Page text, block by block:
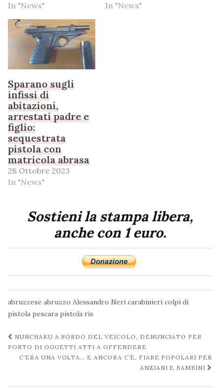
In "News"
In "News"
Sparano sugli
infissi di
abitazioni,
arrestati padre e
figlio:
sequestrata
pistola con
matricola abrasa
28 Ottobre 2023
In "News"
Sostieni la stampa libera,
anche con 1 euro.
abruzzese abruzzo Alessandro Neri carabinieri colpi di
pistola pescara pistola ris
Navigazione
post
NUNCHAKU A BORDO DEL VEICOLO, DENUNCIATO PER
PORTO DI OGGETTI ATTI A OFFENDERE
C’ERA UNA VOLTA… E ANCORA C’È, FIABE POPOLARI PER
ANZIANI E BAMBINI